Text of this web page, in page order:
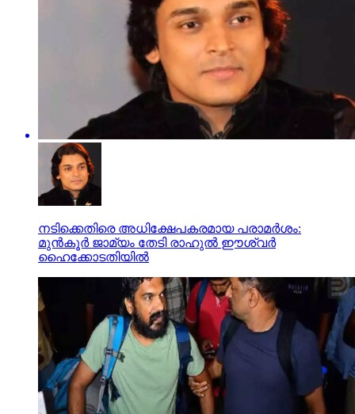
നടിക്കെതിരെ അധിക്ഷേപകരമായ പരാമര്‍ശം:
മുന്‍കൂര്‍ ജാമ്യം തേടി രാഹുല്‍ ഈശ്വര്‍
ഹൈക്കോടതിയില്‍